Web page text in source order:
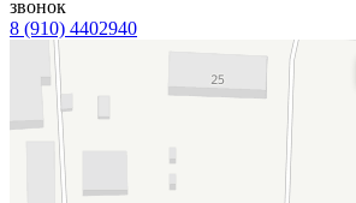
звонок
8 (910) 4402940